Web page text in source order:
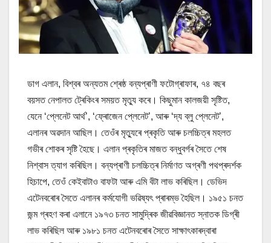
ডাগ এলান, বিশ্বৰ অন্যতম শ্ৰেষ্ঠ বন্যপ্ৰাণী ফটোগ্ৰাফাৰ, ৭৪ বছৰ
বয়সত নেপালত ট্ৰেকিংৰ সময়ত মৃত্যু কৰে। কিছুমান কালজয়ী সৃষ্টিত,
যেনে ‘প্লেনেট আৰ্থ’, ‘ফ্ৰোজেন প্লেনেট’, আৰু ‘দ্য ব্লু প্লেনেট’,
এলানৰ অৱদান আছিল। তেওঁৰ মৃত্যুৰে প্ৰকৃতি আৰু চলচ্চিত্ৰ মহলত
গভীৰ শোকৰ সৃষ্টি হৈছে। এলান প্ৰকৃতিৰ মাজত বন্ধুবৰ্গৰ সৈতে শেষ
নিশ্বাস ত্যাগ কৰিছিল। বন্যপ্ৰাণী চলচ্চিত্ৰ নিৰ্মাণত অগ্ৰণী পথপ্ৰদৰ্শক
হিচাপে, তেওঁ কেইবাটাও বাফটা আৰু এমি বঁটা লাভ কৰিছিল। ডেভিদ
এটেনবৰোৰ সৈতে এলানৰ কৰ্মযোগী ভৱিষ্যৎ প্ৰাৰম্ভ হৈছিল। ১৯৫১ চনত
জন্ম গ্ৰহণ কৰা এলানে ১৯৭৩ চনত সামুদ্ৰিক জীৱবিজ্ঞানত স্নাতক ডিগ্ৰী
লাভ কৰিছিল আৰু ১৯৮১ চনত এটেনবৰোৰ সৈতে সাক্ষাৎকাৰদ্বাৰা